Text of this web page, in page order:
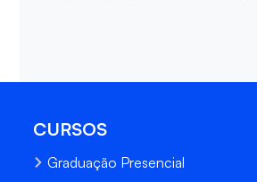
CURSOS
Graduação Presencial